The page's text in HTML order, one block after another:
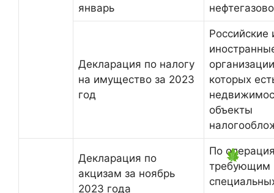
январь
Декларация по налогу
на имущество за 2023
год
Российские
которых
объекты
Декларация по
акцизам за ноябрь
2023 года
По
требующим